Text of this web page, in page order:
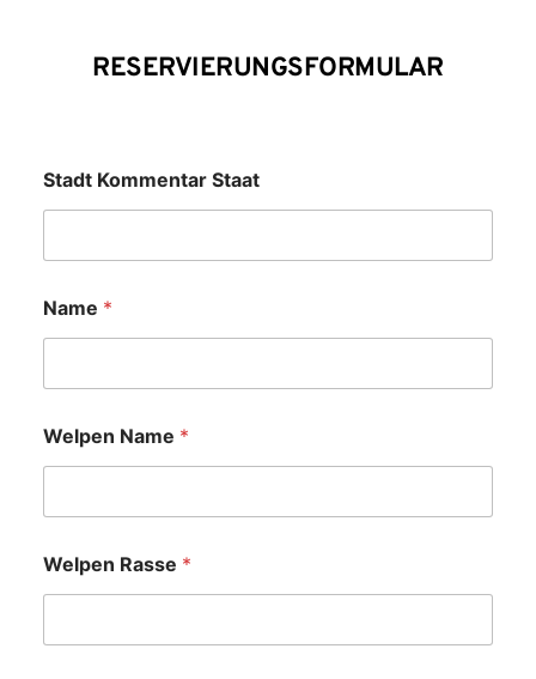
RESERVIERUNGSFORMULAR
Stadt Kommentar Staat
Name *
Welpen Name *
Welpen Rasse *